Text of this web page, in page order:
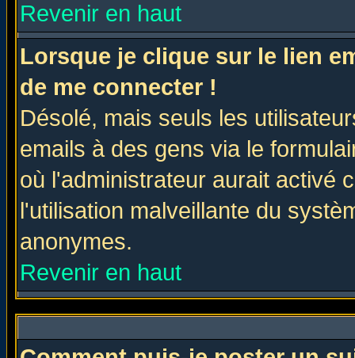
Revenir en haut
Lorsque je clique sur le lien
de me connecter !
Désolé, mais seuls les
emails à des gens via le
où l'administrateur aurait activé
l'utilisation malveillante du
anonymes.
Revenir en haut